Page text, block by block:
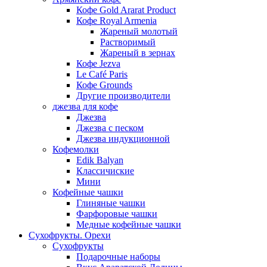
Кофе Gold Ararat Product
Кофе Royal Armenia
Жареный молотый
Растворимый
Жареный в зернах
Кофе Jezva
Le Café Paris
Кофе Grounds
Другие производители
джезва для кофе
Джезва
Джезва с песком
Джезва индукционной
Кофемолки
Edik Balyan
Классичиские
Мини
Кофейные чашки
Глиняные чашки
Фарфоровые чашки
Медные кофейные чашки
Сухофрукты. Орехи
Сухофрукты
Подарочные наборы